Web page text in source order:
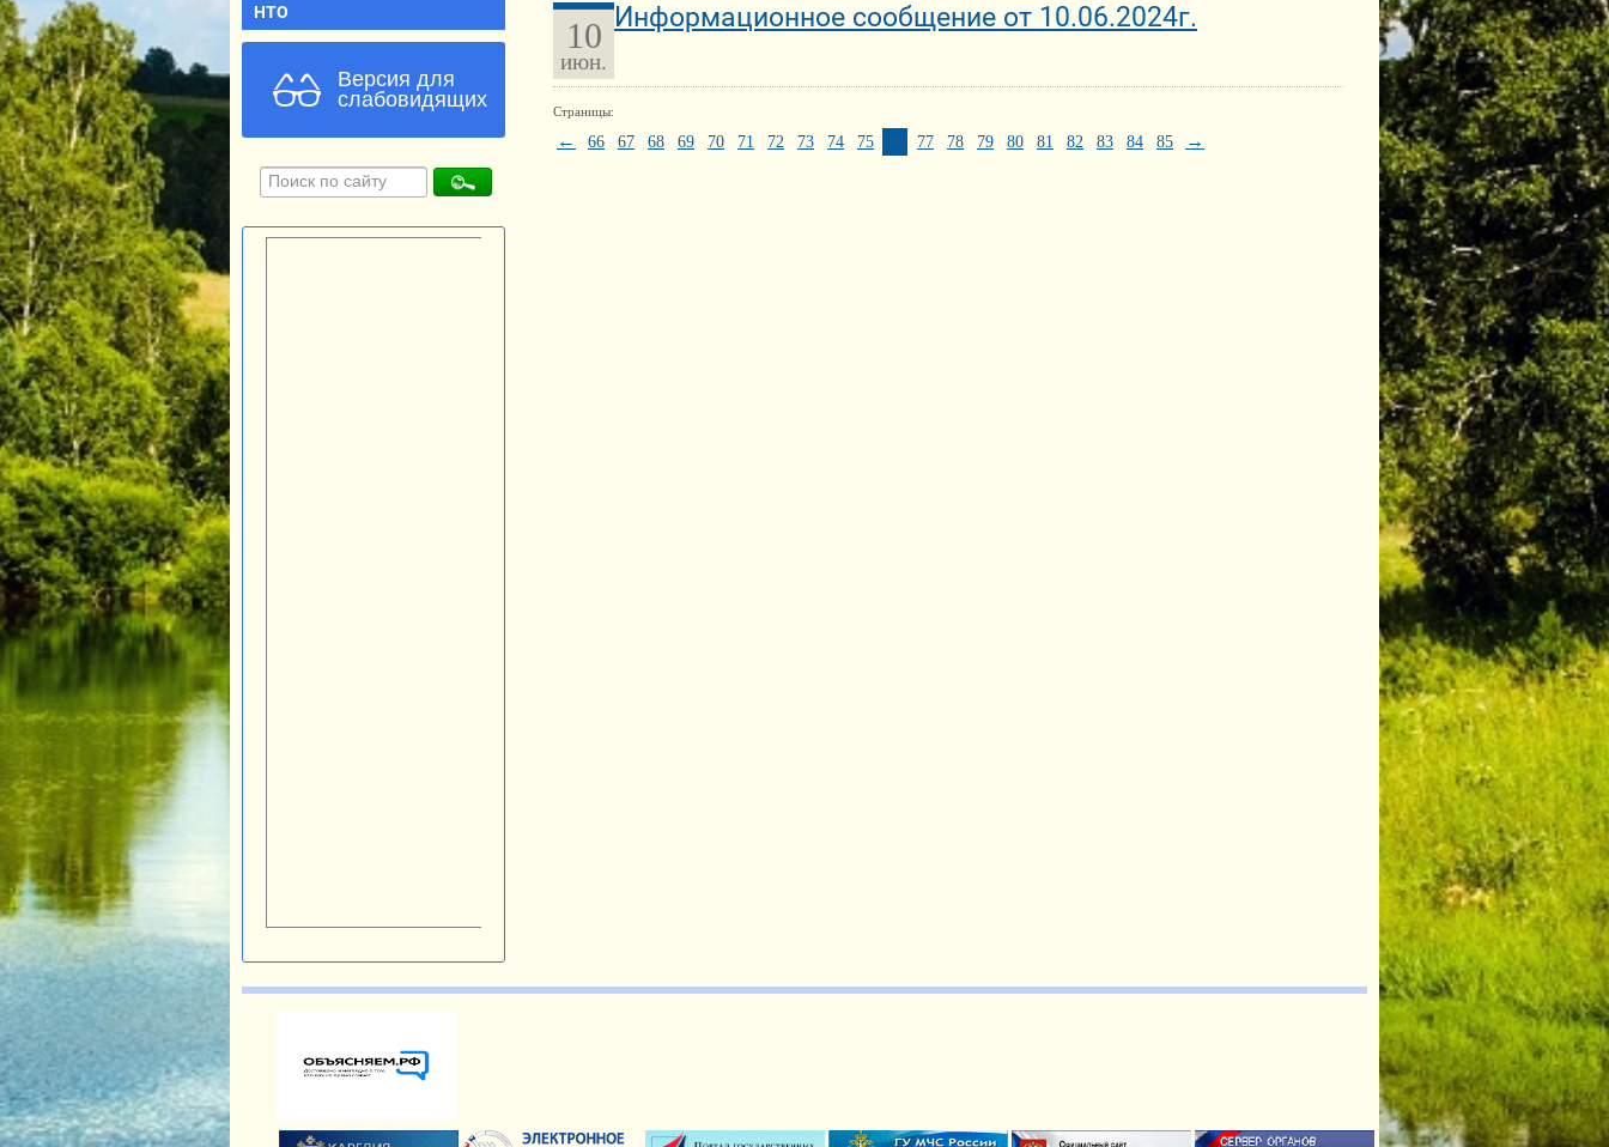
НТО
Версия для
слабовидящих
10
июн.
Информационное сообщение от 10.06.2024г.
Страницы:
← 66 67 68 69 70 71 72 73 74 75 76 77 78 79 80 81 82 83 84 85 →